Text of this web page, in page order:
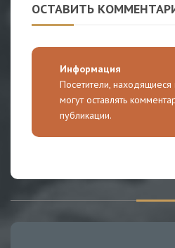
ОСТАВИТЬ
Информация
Посетители, находящиеся
могут оставлять
публикации.